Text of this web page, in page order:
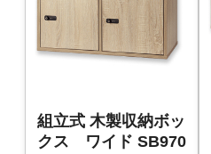
組立式 木製収納ボッ
クス ワイド SB970